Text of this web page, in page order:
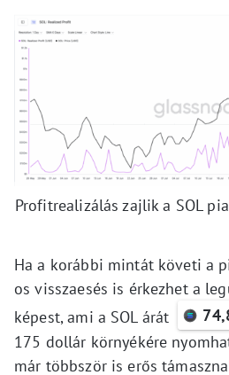
Profitrealizálás zajlik a SOL
Ha a korábbi mintát követi a
os visszaesés is érkezhet a
képest, ami a SOL árát
175 dollár környékére
már többször is erős